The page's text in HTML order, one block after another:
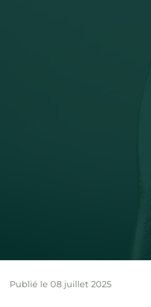
Publié le 08 juillet 2025